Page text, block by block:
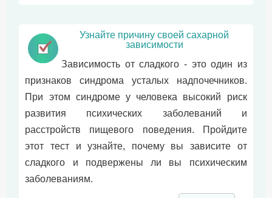
Узнайте причину своей сахарной
зависимости
Зависимость от сладкого - это один из
признаков синдрома усталых надпочечников.
При этом синдроме у человека высокий риск
развития психических заболеваний и
расстройств пищевого поведения. Пройдите
этот тест и узнайте, почему вы зависите от
сладкого и подвержены ли вы психическим
заболеваниям.